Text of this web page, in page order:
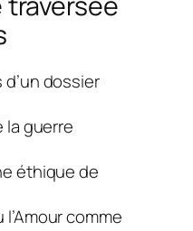
dossier
la guerre
éthique de
comme